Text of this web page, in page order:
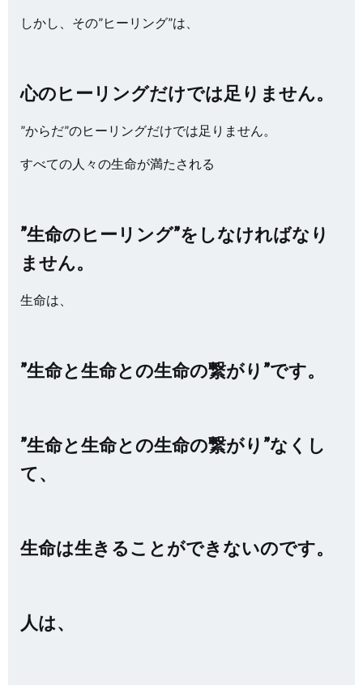
しかし、その”ヒーリング”は、
心のヒーリングだけでは足りません。
”からだ”のヒーリングだけでは足りません。
すべての人々の生命が満たされる
”生命のヒーリング”をしなければなり
ません。
生命は、
”生命と生命との生命の繋がり”です。
”生命と生命との生命の繋がり”なくし
て、
生命は生きることができないのです。
人は、